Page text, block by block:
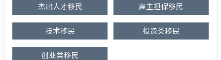
杰出人才移民 雇主担保移民
技术移民 投资类移民
创业类移民